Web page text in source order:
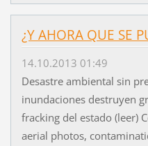
¿Y AHORA QUE SE
14.10.2013 01:49
Desastre ambiental sin
inundaciones destruyen
fracking del estado (leer)
aerial photos,